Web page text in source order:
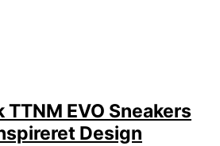
TTNM EVO Sneakers
Design